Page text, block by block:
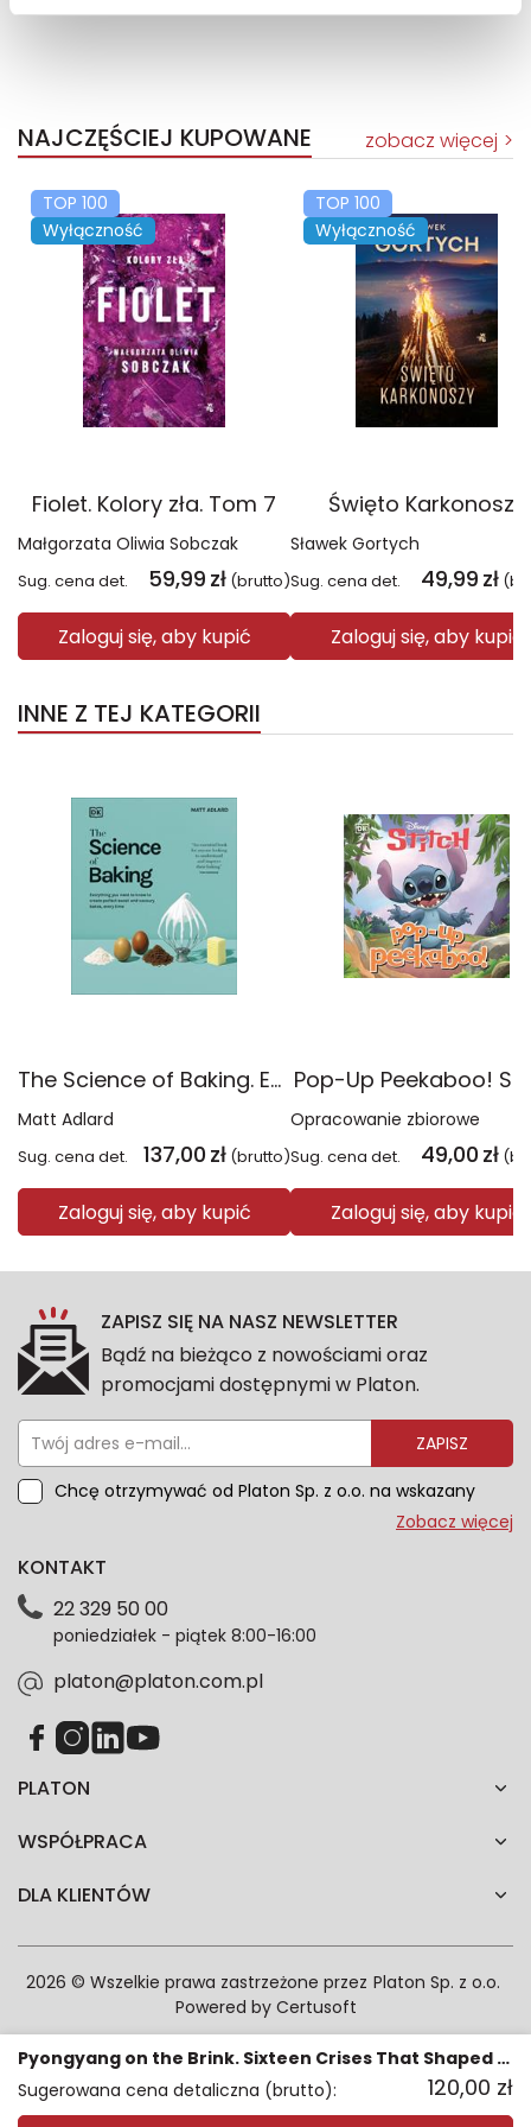
NAJCZĘŚCIEJ KUPOWANE zobacz więcej
TOP 100
Wyłączność
Fiolet. Kolory zła. Tom 7
Małgorzata Oliwia Sobczak
Sug. cena det. 59,99 zł (brutto)
Zaloguj się, aby kupić
TOP 100
Wyłączność
Święto Karkonoszy
Sławek Gortych
Sug. cena det. 49,99 zł
Zaloguj się, aby kupić
INNE Z TEJ KATEGORII
The Science of Baking. Everything You Need to Know to Create Perfect Sweet and Savoury Bakes, Every Time
Matt Adlard
Sug. cena det. 137,00 zł (brutto)
Zaloguj się, aby kupić
Pop-Up Peekaboo!
Opracowanie zbiorowe
Sug. cena det. 49,00 zł
Zaloguj się, aby kupić
Pyongyang on the Brink. Sixteen Crises That Shaped North Korea
Sugerowana cena detaliczna (brutto):
120,00 zł
ZAPISZ SIĘ NA NASZ NEWSLETTER
Bądź na bieżąco z nowościami oraz
promocjami dostępnymi w Platon.
ZAPISZ
Chcę otrzymywać od Platon Sp. z o.o. na wskazany
przeze mnie adres e-mail informacje marketingowe
dotyczące danych osobowych znajdziesz w naszej
każdym czasie. Wycofanie zgody nie wpłynie na
zgodność z prawem przetwarzania dokonanego przed
Zobacz więcej
PLATON
WSPÓŁPRACA
DLA KLIENTÓW
KONTAKT
22 329 50 00
poniedziałek - piątek 8:00-16:00
platon@platon.com.pl
2026 © Wszelkie prawa zastrzeżone przez Platon Sp. z o.o.
Powered by Certusoft